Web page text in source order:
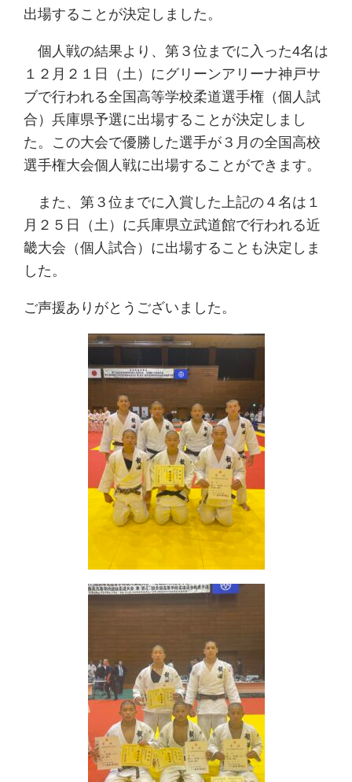
出場することが決定しました。
個人戦の結果より、第３位までに入った4名は
１２月２１日（土）にグリーンアリーナ神戸サ
ブで行われる全国高等学校柔道選手権（個人試
合）兵庫県予選に出場することが決定しまし
た。この大会で優勝した選手が３月の全国高校
選手権大会個人戦に出場することができます。
また、第３位までに入賞した上記の４名は１
月２５日（土）に兵庫県立武道館で行われる近
畿大会（個人試合）に出場することも決定しま
した。
ご声援ありがとうございました。